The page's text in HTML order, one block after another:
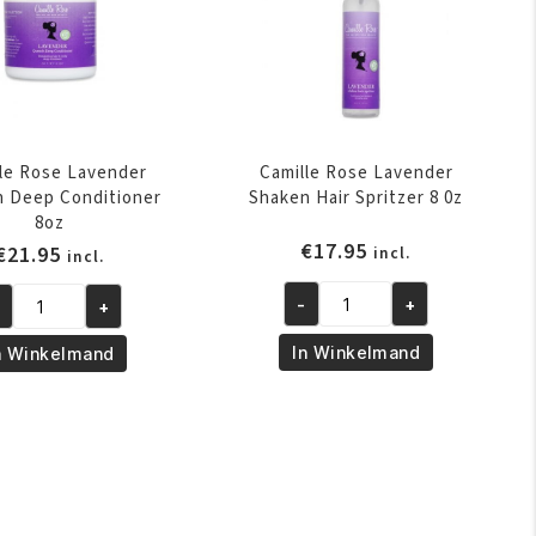
Rose Lavender
Deep Conditioner
8oz
21.95 incl.
+
Winkelmand
Camille Rose Lavender
Shaken Hair Spritzer 8 0z
€17.95 incl.
Camille
Rose
Lavender
- +
In Winkelmand